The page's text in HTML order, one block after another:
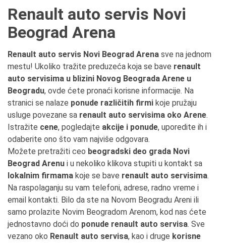
Renault auto servis Novi
Beograd Arena
Renault auto servis Novi Beograd Arena sve na jednom
mestu! Ukoliko tražite preduzeća koja se bave renault
auto servisima u blizini Novog Beograda Arene u
Beogradu, ovde ćete pronaći korisne informacije. Na
stranici se nalaze ponude različitih firmi koje pružaju
usluge povezane sa renault auto servisima oko Arene.
Istražite cene, pogledajte akcije i ponude, uporedite ih i
odaberite ono što vam najviše odgovara.
Možete pretražiti ceo beogradski deo grada Novi
Beograd Arenu i u nekoliko klikova stupiti u kontakt sa
lokalnim firmama koje se bave renault auto servisima.
Na raspolaganju su vam telefoni, adrese, radno vreme i
email kontakti. Bilo da ste na Novom Beogradu Areni ili
samo prolazite Novim Beogradom Arenom, kod nas ćete
jednostavno doći do ponude renault auto servisa. Sve
vezano oko Renault auto servisa, kao i druge korisne